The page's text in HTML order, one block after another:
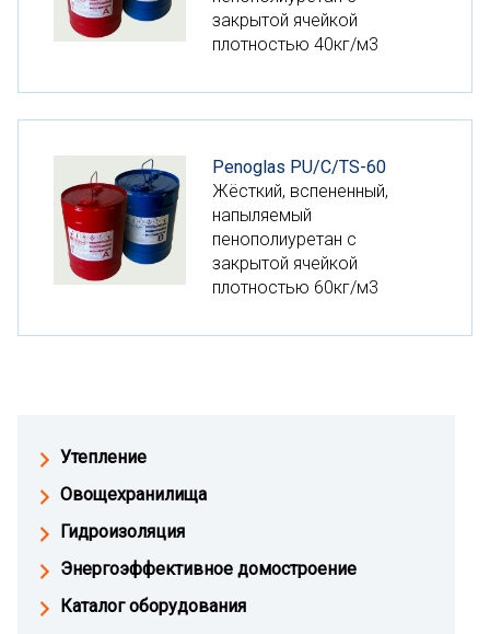
Утепление
Овощехранилища
Гидроизоляция
Энергоэффективное домостроение
Каталог оборудования
закрытой ячейкой
плотностью 40кг/м3
Penoglas PU/С/TS-60
Жёсткий, вспененный,
напыляемый
пенополиуретан с
закрытой ячейкой
плотностью 60кг/м3